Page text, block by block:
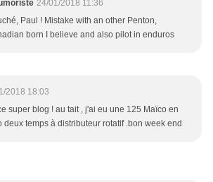
24/01/2018 11:36
Paul ! Mistake with an other Penton,
born I believe and also pilot in enduros
2018 18:03
super blog ! au tait , j'ai eu une 125 Maïco en
deux temps à distributeur rotatif .bon week end